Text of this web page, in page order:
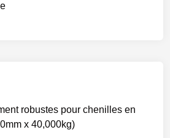
robustes pour chenilles en
x 40,000kg)